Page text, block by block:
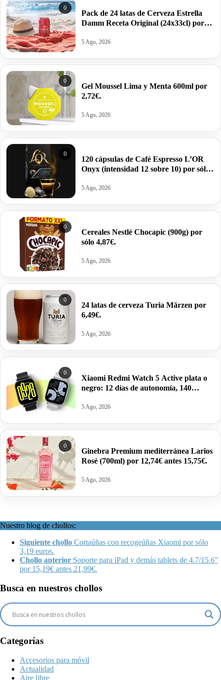
0
Pack de 24 latas de Cerveza Estrella
Damm Receta Original (24x33cl) por
5 Ago, 2026
0
Gel Moussel Lima y Menta 600ml por
2,72€.
5 Ago, 2026
0
120 cápsulas de Café Espresso L’OR
Onyx (intensidad 12 sobre 10) por sólo
5 Ago, 2026
0
Cereales Nestlé Chocapic (900g) por
sólo 4,87€.
5 Ago, 2026
0
24 latas de cerveza Turia Märzen por
6,49€.
5 Ago, 2026
0
Xiaomi Redmi Watch 5 Active plata o
negro: 12 días de autonomía, 140
5 Ago, 2026
0
Ginebra Premium mediterránea Larios
Rosé (700ml) por 12,74€ antes 15,75€.
5 Ago, 2026
Nuestro blog de chollos:
Siguiente chollo Cortaúñas con recogeúñas Xiaomi por sólo
3,19 euros.
Chollo anterior Soporte para iPad y demás tablets de 4.7/15.6″
por 15,19€ antes 21,99€.
Busca en nuestros chollos
Categorías
Accesorios para móvil
Actualidad
Aire libre